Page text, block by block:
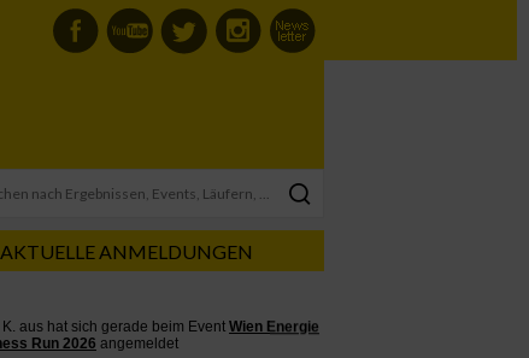
AKTUELLE ANMELDUNGEN